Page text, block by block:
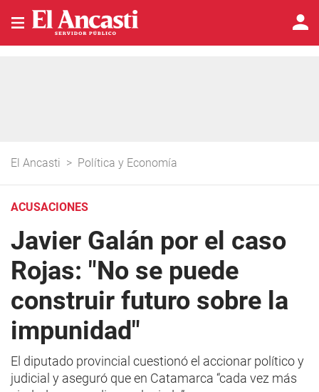
El Ancasti > Política y Economía
ACUSACIONES
Javier Galán por el caso
Rojas: "No se puede
construir futuro sobre la
impunidad"
El diputado provincial cuestionó el accionar político y
judicial y aseguró que en Catamarca “cada vez más